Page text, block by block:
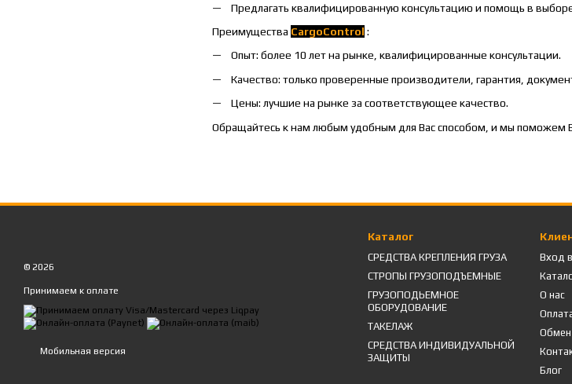
Предлагать квалифицированную консультацию и помощь в
Преимущества CargoControl :
Опыт: более 10 лет на рынке, квалифицированные консультации.
Качество: только проверенные производители, гарантия,
Цены: лучшие на рынке за соответствующее качество.
Обращайтесь к нам любым удобным для Вас способом, и мы поможем
© 2026
Принимаем к оплате
Мобильная версия
Каталог
СРЕДСТВА КРЕПЛЕНИЯ ГРУЗА
СТРОПЫ ГРУЗОПОДЪЕМНЫЕ
ГРУЗОПОДЬЕМНОЕ
ОБОРУДОВАНИЕ
ТАКЕЛАЖ
СРЕДСТВА ИНДИВИДУАЛЬНОЙ
ЗАЩИТЫ
Вход
О нас
Обмен
Блог